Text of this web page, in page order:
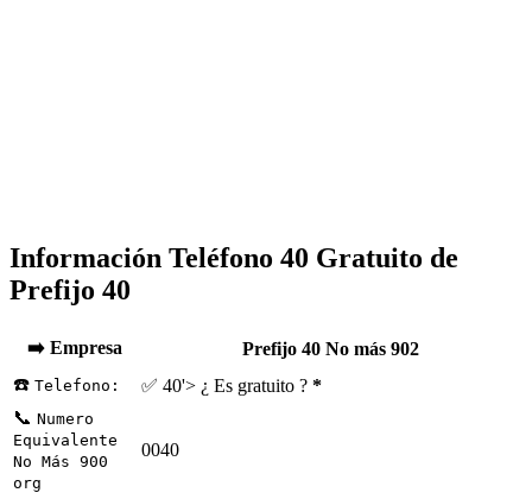
Información Teléfono 40 Gratuito de
Prefijo 40
➡️ Empresa
Prefijo 40 No más 902
☎️ Telefono: ✅ 40'> ¿ Es gratuito ? *
📞 Numero
Equivalente
No Más 900
org
0040